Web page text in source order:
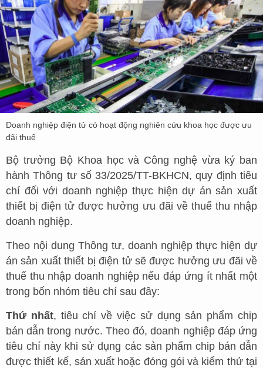
Doanh nghiệp điện tử có hoạt động nghiên cứu khoa học được ưu
đãi thuế
Bộ trưởng Bộ Khoa học và Công nghệ vừa ký ban
hành Thông tư số 33/2025/TT-BKHCN, quy định tiêu
chí đối với doanh nghiệp thực hiện dự án sản xuất
thiết bị điện tử được hưởng ưu đãi về thuế thu nhập
doanh nghiệp.
Theo nội dung Thông tư, doanh nghiệp thực hiện dự
án sản xuất thiết bị điện tử sẽ được hưởng ưu đãi về
thuế thu nhập doanh nghiệp nếu đáp ứng ít nhất một
trong bốn nhóm tiêu chí sau đây:
Thứ nhất, tiêu chí về việc sử dụng sản phẩm chip
bán dẫn trong nước. Theo đó, doanh nghiệp đáp ứng
tiêu chí này khi sử dụng các sản phẩm chip bán dẫn
được thiết kế, sản xuất hoặc đóng gói và kiểm thử tại